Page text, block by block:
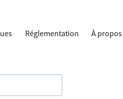
Réglementation À propos